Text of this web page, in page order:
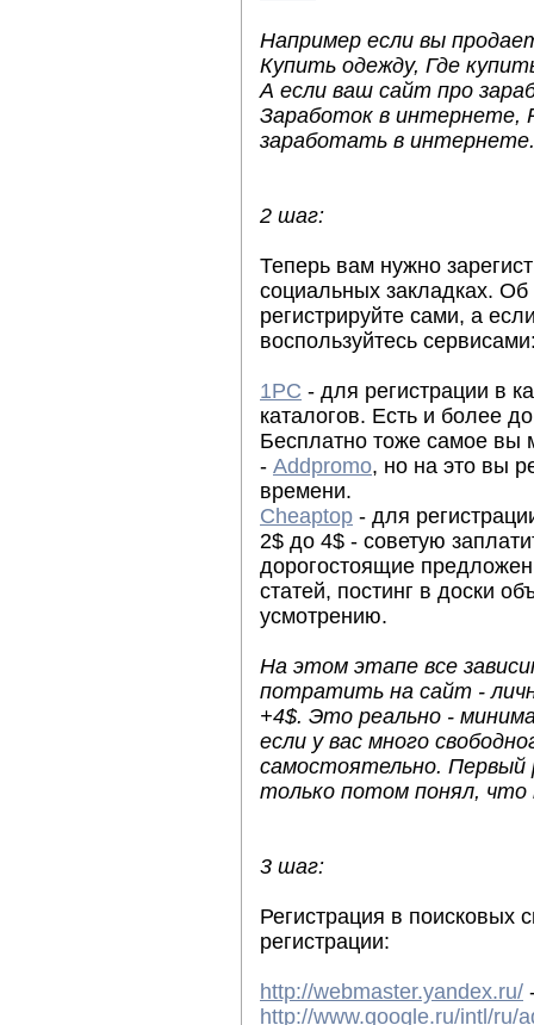
Например если вы
Купить одежду, Где
А если ваш сайт про
Заработок в интернете,
заработать в интернете.
2 шаг:
Теперь вам нужно
социальных закладках.
регистрируйте сами, а
воспользуйтесь
1PC - для регистрации в
каталогов. Есть и более
Бесплатно тоже самое вы
- Addpromo, но на это вы
времени.
Cheaptop - для
2$ до 4$ - советую
дорогостоящие
статей, постинг в доски
усмотрению.
На этом этапе все
потратить на сайт -
+4$. Это реально -
если у вас много
самостоятельно. Первый
только потом понял, что
3 шаг:
Регистрация в поисковых
регистрации:
http://webmaster.yandex.ru/
http://www.google.ru/intl/ru/